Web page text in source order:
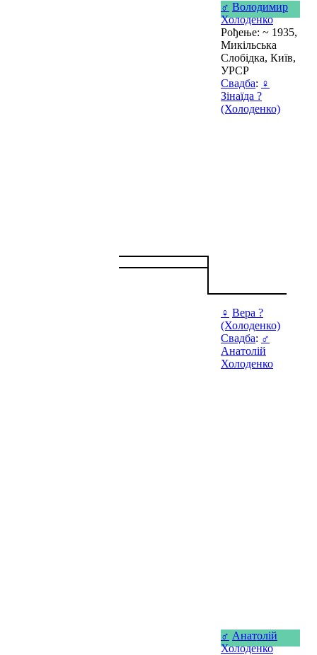
♂ Володимир
Холоденко
Рођење: ~ 1935,
Микільська
Слобідка, Київ,
УРСР
Свадба: ♀
Зінаїда ?
(Холоденко)
♀ Вера ?
(Холоденко)
Свадба: ♂
Анатолій
Холоденко
♂ Анатолій
Холоденко